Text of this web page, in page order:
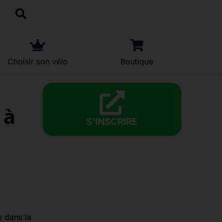
Choisir son vélo Boutique
dans la
S'INSCRIRE